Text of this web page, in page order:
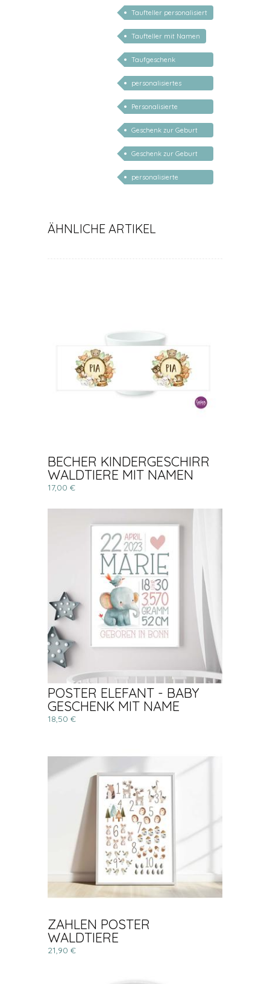
Taufteller personalisiert
Taufteller mit Namen
Taufgeschenk
personalisiert
personalisiertes
Babygeschenk
Personalisierte
Geschenke für Kinder
Geschenk zur Geburt
Junge personalisiert
Geschenk zur Geburt
Mädchen personalisiert
personalisierte
ÄHNLICHE ARTIKEL
BECHER KINDERGESCHIRR
WALDTIERE MIT NAMEN
17,00 €
POSTER ELEFANT - BABY
GESCHENK MIT NAME
18,50 €
ZAHLEN POSTER
WALDTIERE
21,90 €